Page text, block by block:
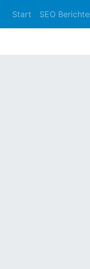
Start SEO Berichte